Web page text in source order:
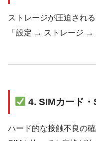
ストレージが圧迫され
「設定 → ストレージ →
4. SIMカード・
ハード的な接触不良の確